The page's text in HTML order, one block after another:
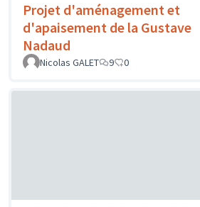
Projet d'aménagement et
d'apaisement de la Gustave
Nadaud
Nicolas GALET 9 0